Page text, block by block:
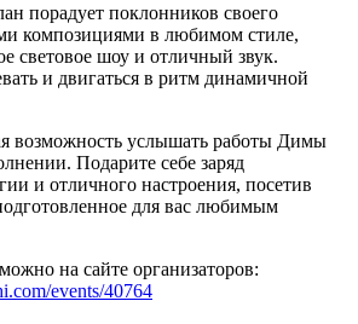
порадует поклонников своего
композициями в любимом стиле,
световое шоу и отличный звук.
и двигаться в ритм динамичной
возможность услышать работы Димы
Подарите себе заряд
и отличного настроения, посетив
для вас любимым
на сайте организаторов:
events/40764